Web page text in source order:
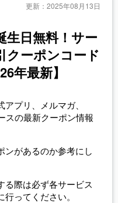
更新： 2025年08月13日
生日無料！サー
クーポンコード
年最新】
プリ、メルマガ、
スの最新クーポン情報
ンがあるのか参考にし
る際は必ず各サービス
ってください。